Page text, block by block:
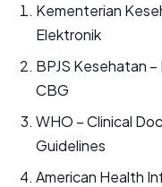
Kementerian
Elektronik
BPJS Kesehatan –
CBG
WHO – Clinical
Guidelines
American Health